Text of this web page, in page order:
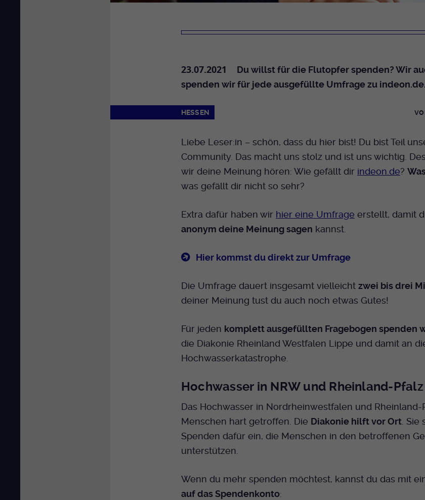
23.07.2021
Du willst für die Flutopfer spenden? Wir
spenden wir für jede ausgefüllte Umfrage zu indeon.de.
HESSEN
Liebe Leser:in – schön, dass du hier bist! Du bist Teil
Community. Das macht uns stolz und ist uns wichtig.
wir deine Meinung hören: Wie gefällt dir indeon.de?
was gefällt dir nicht so sehr?
Extra dafür haben wir hier eine Umfrage erstellt, damit
anonym deine Meinung sagen kannst.
Hier kommst du direkt zur Umfrage
Die Umfrage dauert insgesamt vielleicht zwei bis drei
deiner Meinung tust du auch noch etwas Gutes!
Für jeden komplett ausgefüllten Fragebogen spenden
die Diakonie Rheinland Westfalen Lippe und damit an
Hochwasserkatastrophe.
Hochwasser in NRW und Rheinland-Pfalz
Das Hochwasser in Nordrheinwestfalen und Rheinland-
Menschen hart getroffen. Die Diakonie hilft vor Ort. Sie
Spenden dafür ein, die Menschen in den betroffenen
unterstützen.
Wenn du mehr spenden möchtest, kannst du das mit
auf das Spendenkonto:
eingelogged ist und die Seite
Anbieter EKHN
Zweck
ob ein Benutzer im TYPO3 Frontend
eingelogged ist und die Seite
Name PHPSESSID
Anbieter EKHN
Laufzeit Ende der Sitzung
Zweck
PHP Daten Identifikator, der gesetzt wird
Name uid
Anbieter EKHN
Laufzeit Ende der Sitzung
Webseite.
Name cookie_optin-[n]
Anbieter EKHN
Ansonsten 1 Monat.
Anbieter Medienhaus der EKHN GmbH
Laufzeit 30 Minuten
Zweck
Zur Speicherung kurzfristiger
Name mtm_cookie_consent
Zweck
Speicherung der Cookie Constent
Marketing
Name _fbp
Zweck Anzeigen / Ads
Cookie-Informationen anzeigen
Instagram
Spotify
TikTok